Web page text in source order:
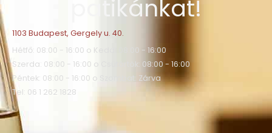
patikánkat!
1103 Budapest, Gergely u. 40.
Hétfő: 08:00 - 16:00 o Kedd: 08:00 - 16:00
Szerda: 08:00 - 16:00 o Csütörtök: 08:00 - 16:00
Péntek: 08:00 - 16:00 o Szombat: Zárva
Tel: 06 1 262 1828